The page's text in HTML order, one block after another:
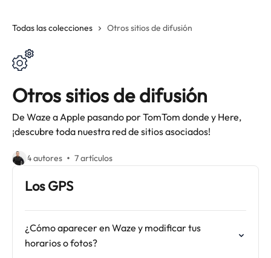
Todas las colecciones Otros sitios de difusión
Otros sitios de difusión
De Waze a Apple pasando por TomTom donde y Here,
¡descubre toda nuestra red de sitios asociados!
4 autores 7 artículos
Los GPS
¿Cómo aparecer en Waze y modificar tus
horarios o fotos?